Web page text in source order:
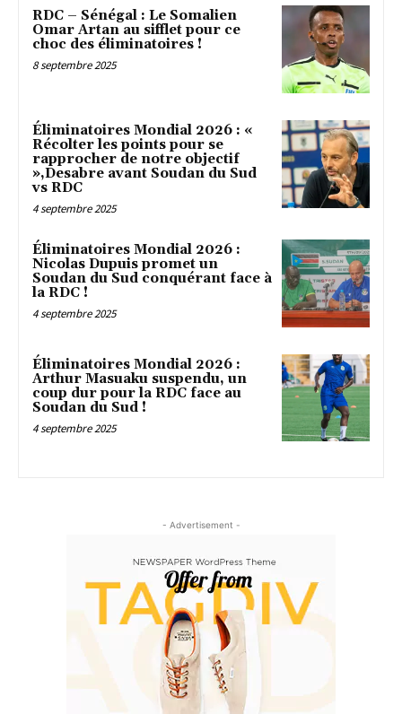
RDC – Sénégal : Le Somalien
Omar Artan au sifflet pour ce
choc des éliminatoires !
8 septembre 2025
Éliminatoires Mondial 2026 : «
Récolter les points pour se
rapprocher de notre objectif
»,Desabre avant Soudan du Sud
vs RDC
4 septembre 2025
Éliminatoires Mondial 2026 :
Nicolas Dupuis promet un
Soudan du Sud conquérant face à
la RDC !
4 septembre 2025
Éliminatoires Mondial 2026 :
Arthur Masuaku suspendu, un
coup dur pour la RDC face au
Soudan du Sud !
4 septembre 2025
- Advertisement -